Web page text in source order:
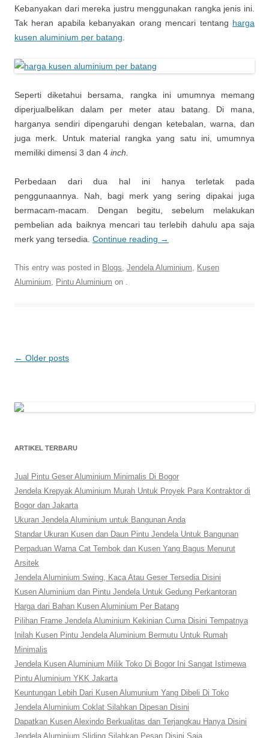
Kebanyakan dari mereka justru menggunakan rangka jenis ini.
Tak heran apabila kebanyakan orang mencari tentang harga
kusen aluminium per batang.
Seperti diketahui bersama, rangka ini umumnya memang
diperjualbelikan dalam per meter atau batang. Di mana,
harganya sendiri dipengaruhi dengan ketebalan, warna, dan
juga merk. Untuk material rangka yang satu ini, umumnya
memiliki dimensi 3 dan 4 inch.
Perbedaan dari dua hal ini hanya terletak pada
penggunaannya. Nah, bagi merk yang sering dipakai juga
bermacam-macam. Dengan begitu, sebelum melakukan
pembelian ada baiknya mencari tau terlebih dahulu apa saja
merk yang tersedia. Continue reading →
This entry was posted in Blogs, Jendela Aluminium, Kusen
Aluminium, Pintu Aluminium on .
Post
← Older posts
ARTIKEL TERBARU
Jual Pintu Geser Aluminium Minimalis Di Bogor
Jendela Krepyak Aluminium Murah Untuk Proyek Para Kontraktor di
Bogor dan Jakarta
Ukuran Jendela Aluminium untuk Bangunan Anda
Standar Ukuran Kusen dan Daun Pintu Jendela Untuk Bangunan
Perpaduan Warna Cat Tembok dan Kusen Yang Bagus Menurut
Arsitek
Jendela Aluminium Swing, Kaca Atau Geser Tersedia Disini
Kusen Aluminium dan Pintu Jendela Untuk Gedung Perkantoran
Harga dari Bahan Kusen Aluminium Per Batang
Pilihan Frame Jendela Aluminium Kekinian Cuma Disini Tempatnya
Inilah Kusen Pintu Jendela Aluminium Bermutu Untuk Rumah
Minimalis
Jendela Kusen Aluminium Milik Toko Di Bogor Ini Sangat Istimewa
Pintu Aluminium YKK Jakarta
Keuntungan Lebih Dari Kusen Alumunium Yang Dibeli Di Toko
Jendela Aluminium Coklat Silahkan Dipesan Disini
Dapatkan Kusen Alexindo Berkualitas dan Terjangkau Hanya Disini
Jendela Aluminium Sliding Silahkan Pesan Disini Saja